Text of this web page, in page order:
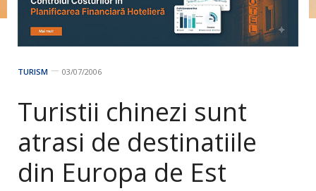
TURISM 03/07/2006
Turistii chinezi sunt
atrasi de destinatiile
din Europa de Est